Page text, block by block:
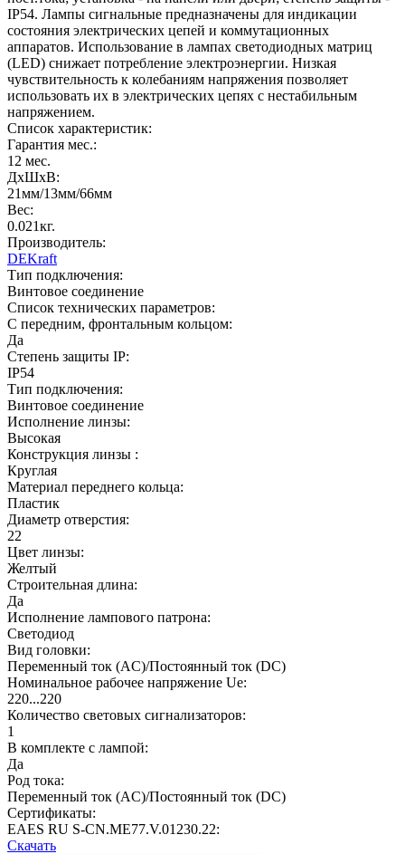
IP54. Лампы сигнальные предназначены для индикации
состояния электрических цепей и коммутационных
аппаратов. Использование в лампах светодиодных матриц
(LED) снижает потребление электроэнергии. Низкая
чувствительность к колебаниям напряжения позволяет
использовать их в электрических цепях с нестабильным
напряжением.
Список характеристик:
Гарантия мес.:
12 мес.
ДxШxВ:
21мм/13мм/66мм
Вес:
0.021кг.
Производитель:
DEKraft
Тип подключения:
Винтовое соединение
Список технических параметров:
С передним, фронтальным кольцом:
Да
Степень защиты IP:
IP54
Тип подключения:
Винтовое соединение
Исполнение линзы:
Высокая
Конструкция линзы :
Круглая
Материал переднего кольца:
Пластик
Диаметр отверстия:
22
Цвет линзы:
Желтый
Строительная длина:
Да
Исполнение лампового патрона:
Светодиод
Вид головки:
Переменный ток (AC)/Постоянный ток (DC)
Номинальное рабочее напряжение Ue:
220...220
Количество световых сигнализаторов:
1
В комплекте с лампой:
Да
Род тока:
Переменный ток (AC)/Постоянный ток (DC)
Сертификаты:
EAES RU S-CN.ME77.V.01230.22:
Скачать